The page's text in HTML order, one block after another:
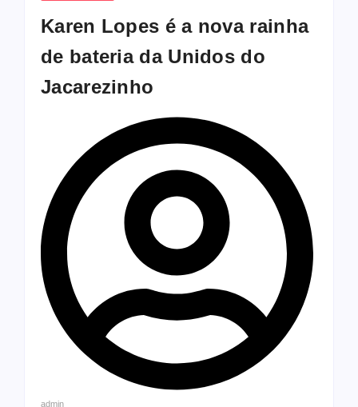
Karen Lopes é a nova rainha
de bateria da Unidos do
Jacarezinho
admin